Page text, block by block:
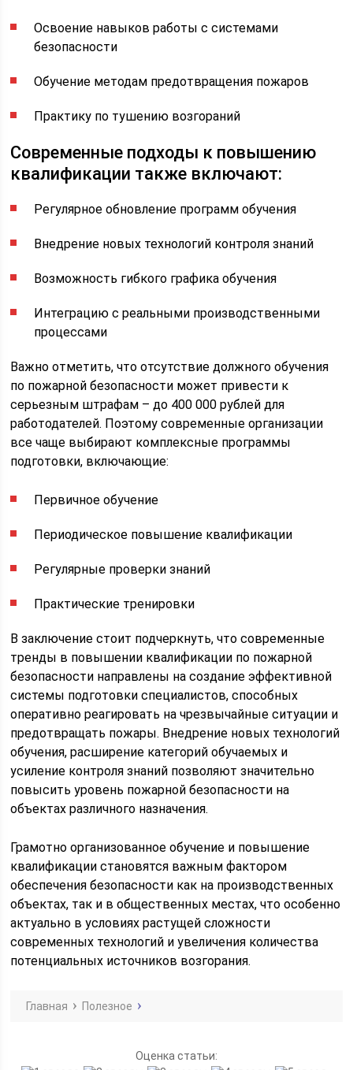
Освоение навыков работы с системами
безопасности
Обучение методам предотвращения пожаров
Практику по тушению возгораний
Современные подходы к повышению
квалификации также включают:
Регулярное обновление программ обучения
Внедрение новых технологий контроля знаний
Возможность гибкого графика обучения
Интеграцию с реальными производственными
процессами
Важно отметить, что отсутствие должного обучения
по пожарной безопасности может привести к
серьезным штрафам – до 400 000 рублей для
работодателей. Поэтому современные организации
все чаще выбирают комплексные программы
подготовки, включающие:
Первичное обучение
Периодическое повышение квалификации
Регулярные проверки знаний
Практические тренировки
В заключение стоит подчеркнуть, что современные
тренды в повышении квалификации по пожарной
безопасности направлены на создание эффективной
системы подготовки специалистов, способных
оперативно реагировать на чрезвычайные ситуации и
предотвращать пожары. Внедрение новых технологий
обучения, расширение категорий обучаемых и
усиление контроля знаний позволяют значительно
повысить уровень пожарной безопасности на
объектах различного назначения.
Грамотно организованное обучение и повышение
квалификации становятся важным фактором
обеспечения безопасности как на производственных
объектах, так и в общественных местах, что особенно
актуально в условиях растущей сложности
современных технологий и увеличения количества
потенциальных источников возгорания.
Главная Полезное
Оценка статьи: